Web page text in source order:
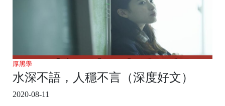
厚黑學
水深不語，人穩不言（深度好文）
2020-08-11